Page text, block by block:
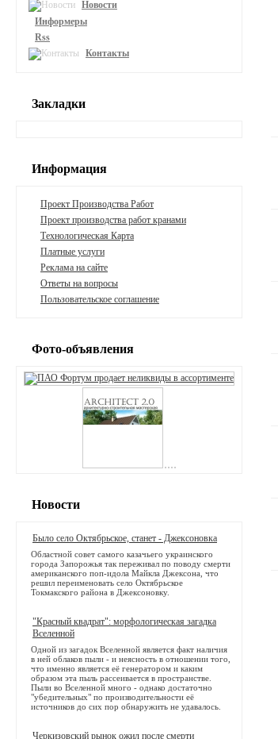
Новости
Информеры
Rss
Контакты
Закладки
Информация
Проект Производства Работ
Проект производства работ кранами
Технологическая Карта
Платные услуги
Реклама на сайте
Ответы на вопросы
Пользовательское соглашение
Фото-объявления
Новости
Было село Октябрьское, станет - Джексоновка
Областной совет самого казачьего украинского
города Запорожья так переживал по поводу смерти
американского поп-идола Майкла Джексона, что
решил переименовать село Октябрьское
Токмакского района в Джексоновку.
"Красный квадрат": морфологическая загадка
Вселенной
Одной из загадок Вселенной является факт наличия
в ней облаков пыли - и неясность в отношении того,
что именно является её генератором и каким
образом эта пыль рассеивается в пространстве.
Пыли во Вселенной много - однако достаточно
"убедительных" по производительности её
источников до сих пор обнаружить не удавалось.
Черкизовский рынок ожил после смерти